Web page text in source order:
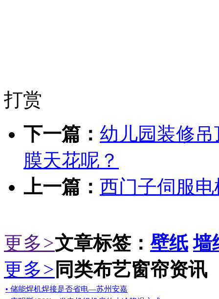
打赏
下一篇： 幼儿园装修
膜天花呢？
上一篇： 西门子伺服
更多>文章标签： 壁纸 墙
更多> 同类布艺窗帘资讯
• 储能焊机焊接是否省电—苏州安嘉